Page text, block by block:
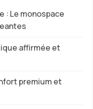
: Le monospace
affirmée et
premium et